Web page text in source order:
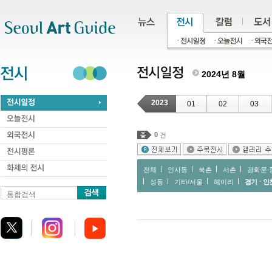
통합검색
2024년 8월
2023 01 02 03
0 건
전체 인사동 북촌 서촌
광화문∙
성동
기타/서울 헤이리 경기ㆍ인